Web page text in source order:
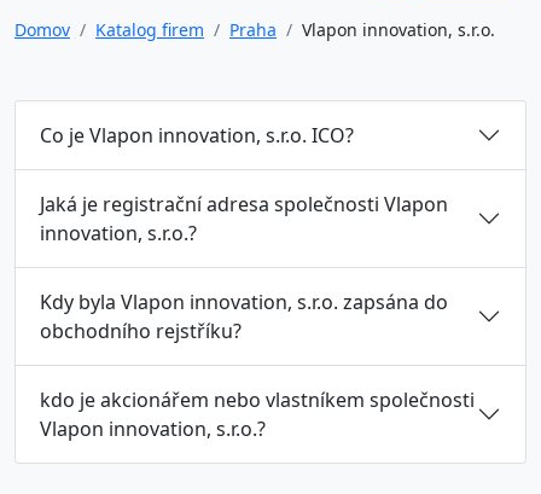
Domov
Katalog firem Praha Vlapon innovation, s.r.o.
Co je Vlapon innovation, s.r.o. ICO?
Jaká je registrační adresa společnosti Vlapon
innovation, s.r.o.?
Kdy byla Vlapon innovation, s.r.o. zapsána do
obchodního rejstříku?
kdo je akcionářem nebo vlastníkem společnosti
Vlapon innovation, s.r.o.?